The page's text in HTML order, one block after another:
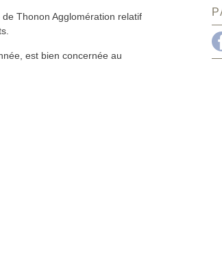
Thonon Agglomération relatif
est bien concernée au